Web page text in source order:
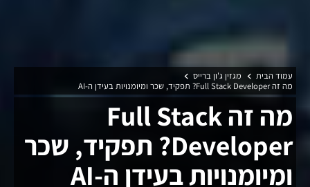
עמוד הבית
מגזין ג'ון ברייס
מה זה Full Stack Developer? תפקיד, שכר ומיומנויות בעידן ה-AI
מה זה Full Stack
Developer? תפקיד, שכר
ומיומנויות בעידן ה-AI